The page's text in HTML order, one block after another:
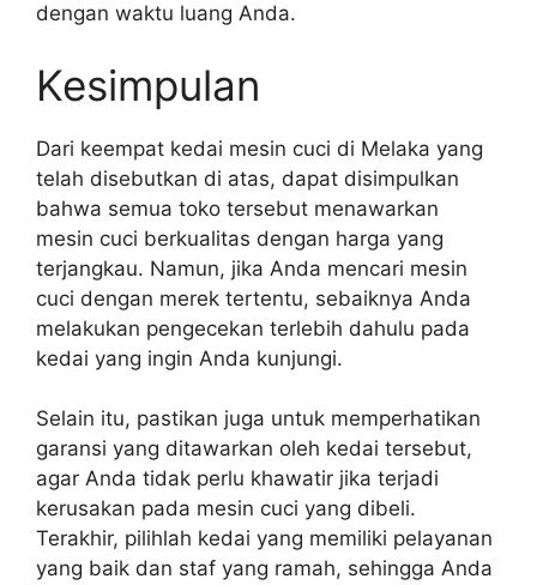
dengan waktu luang Anda.
Kesimpulan
Dari keempat kedai mesin cuci di Melaka yang
telah disebutkan di atas, dapat disimpulkan
bahwa semua toko tersebut menawarkan
mesin cuci berkualitas dengan harga yang
terjangkau. Namun, jika Anda mencari mesin
cuci dengan merek tertentu, sebaiknya Anda
melakukan pengecekan terlebih dahulu pada
kedai yang ingin Anda kunjungi.
Selain itu, pastikan juga untuk memperhatikan
garansi yang ditawarkan oleh kedai tersebut,
agar Anda tidak perlu khawatir jika terjadi
kerusakan pada mesin cuci yang dibeli.
Terakhir, pilihlah kedai yang memiliki pelayanan
yang baik dan staf yang ramah, sehingga Anda